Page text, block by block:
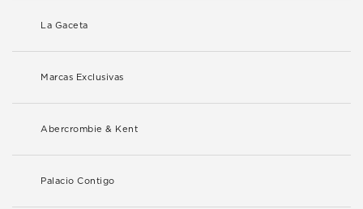
La Gaceta
Marcas Exclusivas
Abercrombie & Kent
Palacio Contigo